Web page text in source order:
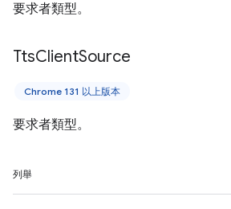
要求者類型。
TtsClientSource
Chrome 131 以上版本
要求者類型。
列舉